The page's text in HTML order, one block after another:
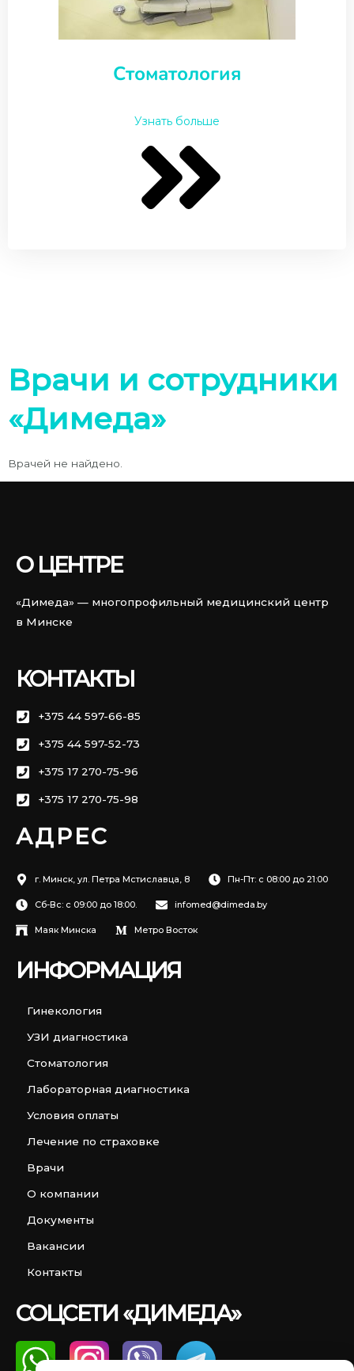
Стоматология
Узнать больше
Врачи и сотрудники
«Димеда»
Врачей не найдено.
О ЦЕНТРЕ
«Димеда» — многопрофильный медицинский центр
в Минске
КОНТАКТЫ
+375 44 597-66-85
+375 44 597-52-73
+375 17 270-75-96
+375 17 270-75-98
АДРЕС
г. Минск, ул. Петра Мстиславца, 8 Пн-Пт: с 08:00 до 21:00
Сб-Вс: с 09:00 до 18:00. infomed@dimeda.by
Маяк Минска Метро Восток
ИНФОРМАЦИЯ
Гинекология
УЗИ диагностика
Стоматология
Лабораторная диагностика
Условия оплаты
Лечение по страховке
Врачи
О компании
Документы
Вакансии
Контакты
СОЦСЕТИ «ДИМЕДА»